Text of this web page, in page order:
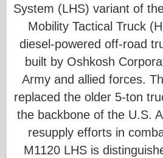
System (LHS) variant of
Mobility Tactical Truck
diesel-powered off-road
built by Oshkosh
Army and allied forces.
replaced the older 5-ton
the backbone of the U.S.
resupply efforts in
M1120 LHS is